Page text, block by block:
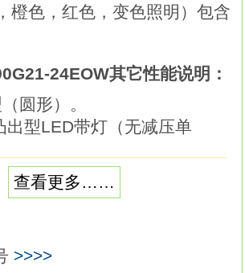
橙色，红色，变色照明）包含
24EOW其它性能说明：
圆形）。
出型LED带灯（无减压单
NO + SPST-NO。
。
查看更多……
>>>>